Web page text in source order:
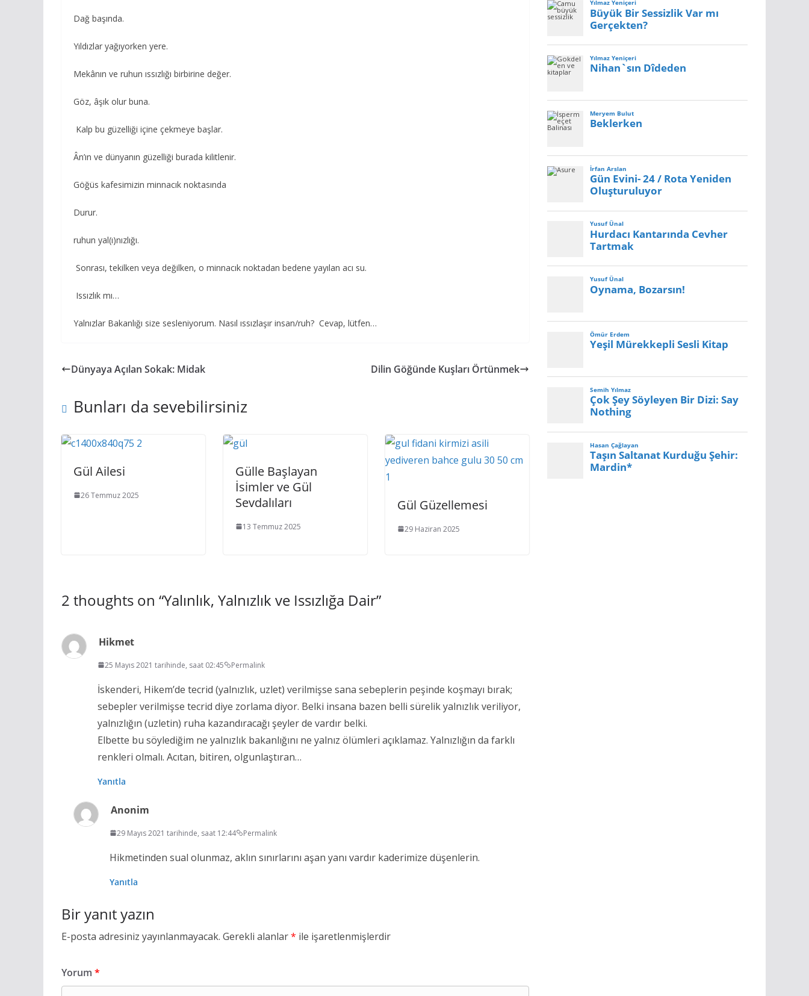
Dağ başında.
Yıldızlar yağıyorken yere.
Mekânın ve ruhun ıssızlığı birbirine değer.
Göz, âşık olur buna.
Kalp bu güzelliği içine çekmeye başlar.
Ân’ın ve dünyanın güzelliği burada kilitlenir.
Göğüs kafesimizin minnacık noktasında
Durur.
ruhun yal(ı)nızlığı.
Sonrası, tekilken veya değilken, o minnacık noktadan bedene yayılan acı su.
Issızlık mı…
Yalnızlar Bakanlığı size sesleniyorum. Nasıl ıssızlaşır insan/ruh? Cevap, lütfen…
Dünyaya Açılan Sokak: Midak Dilin Göğünde Kuşları Örtünmek
Bunları da sevebilirsiniz
Gül Ailesi
26 Temmuz 2025
Gülle Başlayan
İsimler ve Gül
Sevdalıları
13 Temmuz 2025
Gül Güzellemesi
29 Haziran 2025
2 thoughts on “Yalınlık, Yalnızlık ve Issızlığa Dair”
Hikmet
25 Mayıs 2021 tarihinde, saat 02:45 Permalink
İskenderi, Hikem’de tecrid (yalnızlık, uzlet) verilmişse sana sebeplerin peşinde koşmayı bırak;
sebepler verilmişse tecrid diye zorlama diyor. Belki insana bazen belli sürelik yalnızlık veriliyor,
yalnızlığın (uzletin) ruha kazandıracağı şeyler de vardır belki.
Elbette bu söylediğim ne yalnızlık bakanlığını ne yalnız ölümleri açıklamaz. Yalnızlığın da farklı
renkleri olmalı. Acıtan, bitiren, olgunlaştıran…
Yanıtla
Anonim
29 Mayıs 2021 tarihinde, saat 12:44 Permalink
Hikmetinden sual olunmaz, aklın sınırlarını aşan yanı vardır kaderimize düşenlerin.
Yanıtla
Bir yanıt yazın
E-posta adresiniz yayınlanmayacak. Gerekli alanlar* ile işaretlenmişlerdir
Yorum *